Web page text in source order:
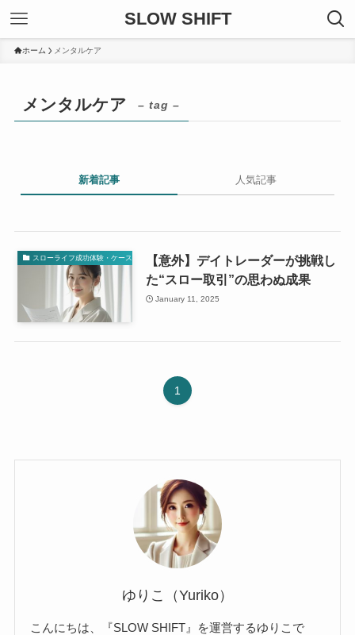
SLOW SHIFT
ホーム メンタルケア
メンタルケア – tag –
新着記事 人気記事
スローライフ成功体験・ケーススタディ【意外】デイトレーダーが挑戦し
た“スロー取引”の思わぬ成果
January 11, 2025
1
ゆりこ（Yuriko）
こんにちは、『SLOW SHIFT』を運営するゆりこで